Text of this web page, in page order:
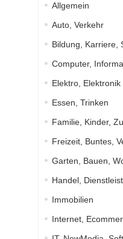
Allgemein
Auto, Verkehr
Bildung, Karriere,
Computer,
Elektro, Elektronik
Essen, Trinken
Familie, Kinder,
Freizeit, Buntes,
Garten, Bauen,
Handel,
Immobilien
Internet,